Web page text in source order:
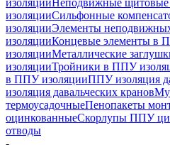
изоляцииНеподвижные
изоляцииCильфонные
изоляцииЭлементы
изоляцииКонцевые элементы в
изоляцииМеталлические
изоляцииТройники в ППУ
в ППУ изоляцииППУ изоляция
изоляция давальческих кранов
термоусадочныеПенопакеты
оцинкованныеСкорлупы ППУ
отводы